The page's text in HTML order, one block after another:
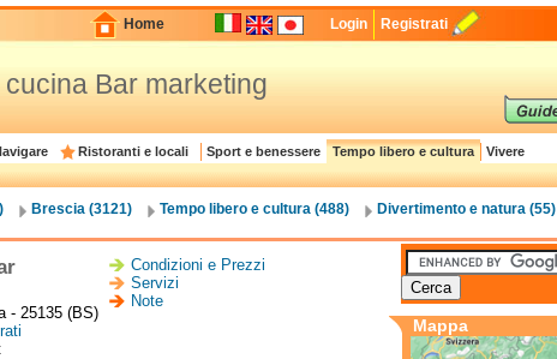
Home Login Registrati
Bar marketing
Ristoranti e locali Sport e benessere Tempo libero e cultura Vivere
Brescia (3121) Tempo libero e cultura (488) Divertimento e natura (55)
Condizioni e Prezzi
Servizi
Note
- 25135 (BS)
Mappa